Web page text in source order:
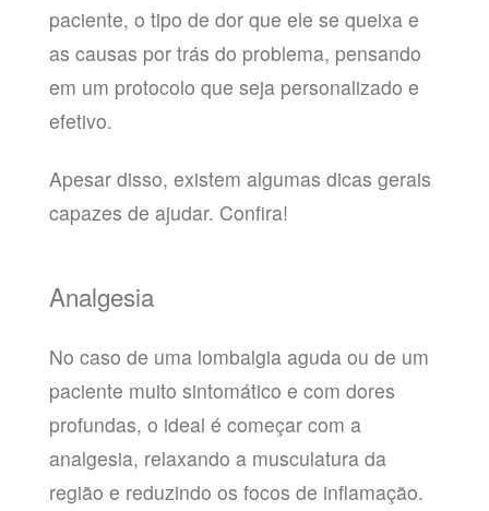
paciente, o tipo de dor que ele se queixa e
as causas por trás do problema, pensando
em um protocolo que seja personalizado e
efetivo.
Apesar disso, existem algumas dicas gerais
capazes de ajudar. Confira!
Analgesia
No caso de uma lombalgia aguda ou de um
paciente muito sintomático e com dores
profundas, o ideal é começar com a
analgesia, relaxando a musculatura da
região e reduzindo os focos de inflamação.